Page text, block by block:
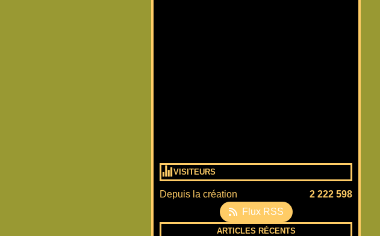
VISITEURS
Depuis la création
2 222 598
Flux RSS
ARTICLES RÉCENTS